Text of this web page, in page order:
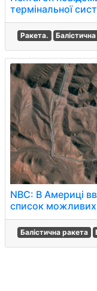
термінальної
Ракета.
NBC: В Америці
список можливих
Балістична ракета